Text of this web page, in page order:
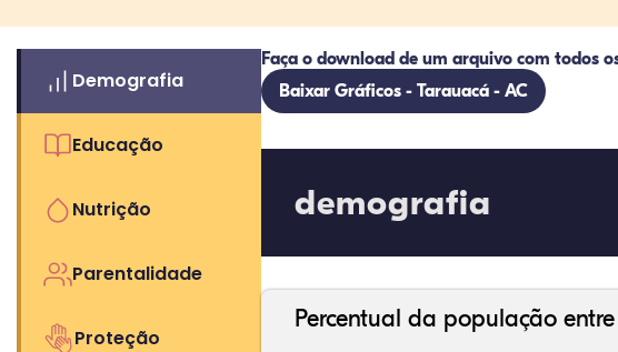
Demografia
Educação
Nutrição
Parentalidade
Proteção
Faça o download de um arquivo com todos
Baixar Gráficos - Tarauacá - AC
demografia
Percentual da população